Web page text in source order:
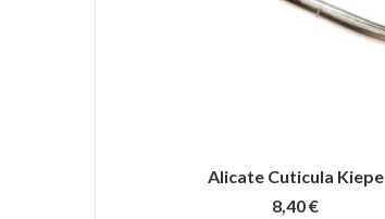
Alicate Cuticula Kiepe
8,40 €